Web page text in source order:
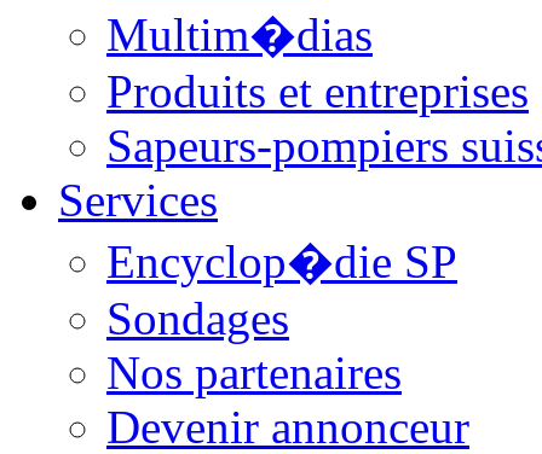
Multim�dias
Produits et entreprises
Sapeurs-pompiers
Services
Encyclop�die SP
Sondages
Nos partenaires
Devenir annonceur